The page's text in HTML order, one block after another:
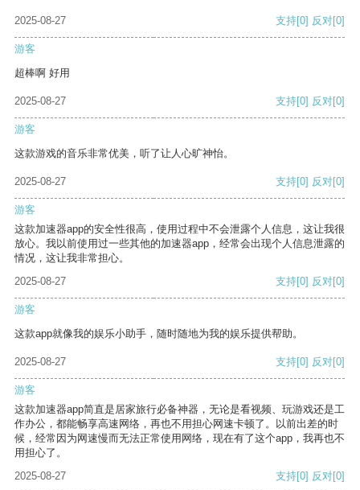
2025-08-27 支持[0] 反对[0]
游客
超棒啊 好用
2025-08-27 支持[0] 反对[0]
游客
这款游戏的音乐非常优美，听了让人心旷神怡。
2025-08-27 支持[0] 反对[0]
游客
这款加速器app的安全性很高，使用过程中不会泄露个人信息，这让我很
放心。我以前使用过一些其他的加速器app，经常会出现个人信息泄露的
情况，这让我非常担心。
2025-08-27
支持[0] 反对[0]
游客
这款app就像我的娱乐小助手，随时随地为我的娱乐提供帮助。
2025-08-27 支持[0] 反对[0]
游客
这款加速器app简直是居家旅行必备神器，无论是看视频、玩游戏还是工
作办公，都能畅享高速网络，再也不用担心网速卡顿了。以前出差的时
候，经常因为网速慢而无法正常使用网络，现在有了这个app，我再也不
用担心了。
2025-08-27
支持[0] 反对[0]